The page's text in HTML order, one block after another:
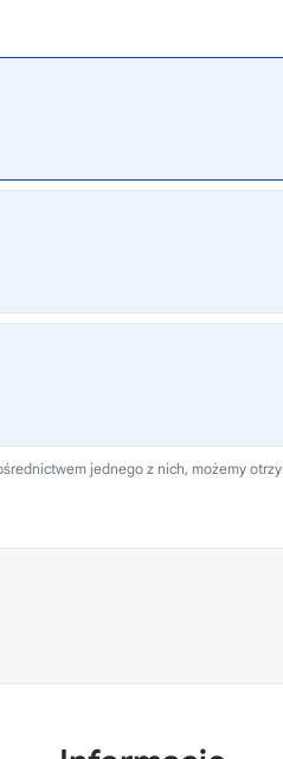
jednego z nich, możemy